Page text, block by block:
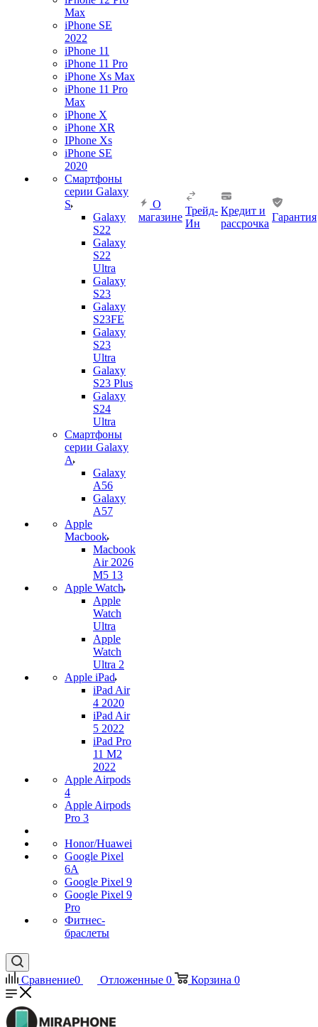
Max
iPhone SE
2022
iPhone 11
iPhone 11 Pro
iPhone Xs Max
iPhone 11 Pro
Max
iPhone X
iPhone XR
IPhone Xs
iPhone SE
2020
Смартфоны
серии Galaxy
S
Galaxy
S22
Galaxy
S22
Ultra
Galaxy
S23
Galaxy
S23FE
Galaxy
S23
Ultra
Galaxy
S23 Plus
Galaxy
S24
Ultra
Смартфоны
серии Galaxy
A
Galaxy
A56
Galaxy
A57
Apple
Macbook
Macbook
Air 2026
M5 13
Apple Watch
Apple
Watch
Ultra
Apple
Watch
Ultra 2
Apple iPad
iPad Air
4 2020
iPad Air
5 2022
iPad Pro
11 M2
2022
Apple Airpods
4
Apple Airpods
Pro 3
Honor/Huawei
Google Pixel
6A
Google Pixel 9
Google Pixel 9
Pro
Фитнес-
браслеты
О
магазине
Трейд-
Ин
Кредит и
рассрочка
Гарантия
Сравнение0 Отложенные 0 Корзина 0